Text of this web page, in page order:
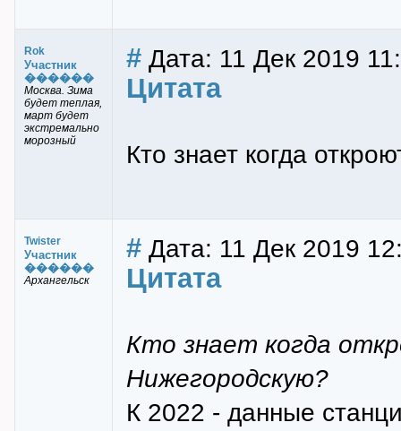
Rok
Участник
������
Москва. Зима
будет теплая,
март будет
экстремально
морозный
# Дата: 11 Дек 2019
Цитата
Кто знает когда
Twister
Участник
������
Архангельск
# Дата: 11 Дек 2019
Цитата
Кто знает когда
Нижегородскую?
К 2022 - данные